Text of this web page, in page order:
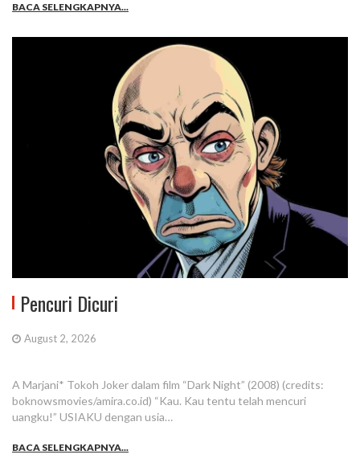
BACA SELENGKAPNYA...
Pencuri Dicuri
August 2, 2026
A Marjani* Tokoh Joker dalam film “Dark Night” (2008) (credits:
boknowsmovies/amira.co.id) “Kau. Kau tentu telah mencuri
uangku!” USIAKU dengan usia…
BACA SELENGKAPNYA...